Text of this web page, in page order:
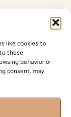
like cookies to
these
behavior or
consent, may